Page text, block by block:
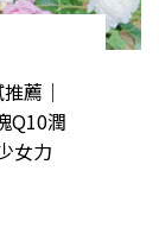
薦｜
Q10潤
女力